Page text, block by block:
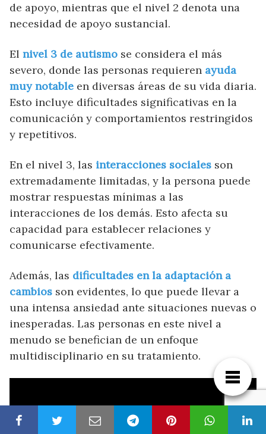
de apoyo, mientras que el nivel 2 denota una
necesidad de apoyo sustancial.
El nivel 3 de autismo se considera el más
severo, donde las personas requieren ayuda
muy notable en diversas áreas de su vida diaria.
Esto incluye dificultades significativas en la
comunicación y comportamientos restringidos
y repetitivos.
En el nivel 3, las interacciones sociales son
extremadamente limitadas, y la persona puede
mostrar respuestas mínimas a las
interacciones de los demás. Esto afecta su
capacidad para establecer relaciones y
comunicarse efectivamente.
Además, las dificultades en la adaptación a
cambios son evidentes, lo que puede llevar a
una intensa ansiedad ante situaciones nuevas o
inesperadas. Las personas en este nivel a
menudo se benefician de un enfoque
multidisciplinario en su tratamiento.